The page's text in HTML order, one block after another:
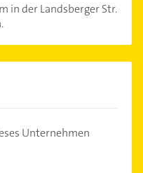
in der Landsberger Str.
Unternehmen